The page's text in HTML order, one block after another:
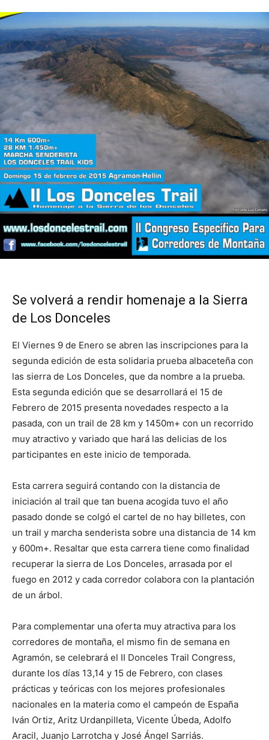
Se volverá a rendir homenaje a la Sierra
de Los Donceles
El Viernes 9 de Enero se abren las inscripciones para la
segunda edición de esta solidaria prueba albaceteña con
las sierra de Los Donceles, que da nombre a la prueba.
Esta segunda edición que se desarrollará el 15 de
Febrero de 2015 presenta novedades respecto a la
pasada, con un trail de 28 km y 1450m+ con un recorrido
muy atractivo y variado que hará las delicias de los
participantes en este inicio de temporada.
Esta carrera seguirá contando con la distancia de
iniciación al trail que tan buena acogida tuvo el año
pasado donde se colgó el cartel de no hay billetes, con
un trail y marcha senderista sobre una distancia de 14 km
y 600m+. Resaltar que esta carrera tiene como finalidad
recuperar la sierra de Los Donceles, arrasada por el
fuego en 2012 y cada corredor colabora con la plantación
de un árbol.
Para complementar una oferta muy atractiva para los
corredores de montaña, el mismo fin de semana en
Agramón, se celebrará el II Donceles Trail Congress,
durante los días 13,14 y 15 de Febrero, con clases
prácticas y teóricas con los mejores profesionales
nacionales en la materia como el campeón de España
Iván Ortiz, Aritz Urdanpilleta, Vicente Úbeda, Adolfo
Aracil, Juanjo Larrotcha y José Ángel Sarriás.